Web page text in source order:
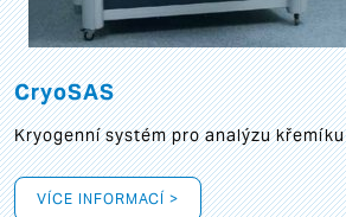
CryoSAS
Kryogenní systém pro analýzu křemíku
VÍCE INFORMACÍ >